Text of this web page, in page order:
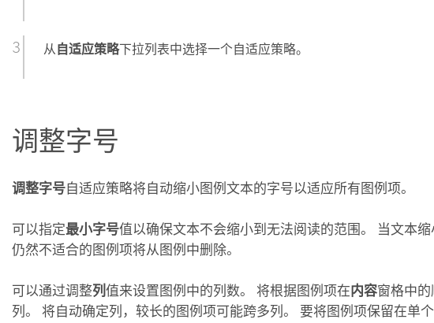
从自适应策略下拉列表中选择一个自适应策略。
调整字号
调整字号自适应策略将自动缩小图例文本的字号以适应所有图例项。
可以指定最小字号值以确保文本不会缩小到无法阅读的范围。 当文本缩
仍然不适合的图例项将从图例中删除。
可以通过调整列值来设置图例中的列数。 将根据图例项在内容窗格中
列。 将自动确定列，较长的图例项可能跨多列。 要将图例项保留在单